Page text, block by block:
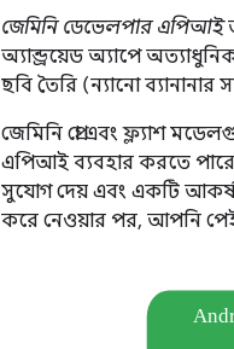
জেমিনি ডেভেলপার এপিআই
অ্যান্ড্রয়েড অ্যাপে
ছবি তৈরি (ন্যানো
জেমিনি প্রো এবং ফ্ল্যাশ
এপিআই ব্যবহার করতে
সুযোগ দেয় এবং একটি
করে নেওয়ার পর, আপনি